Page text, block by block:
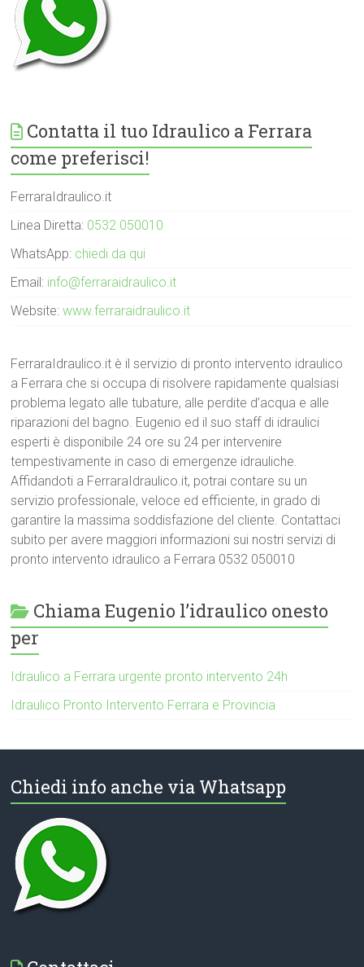
Contatta il tuo Idraulico a Ferrara
come preferisci!
FerraraIdraulico.it
Linea Diretta: 0532 050010
WhatsApp: chiedi da qui
Email: info@ferraraidraulico.it
Website:www.ferraraidraulico.it
FerraraIdraulico.it è il servizio di pronto intervento idraulico
a Ferrara che si occupa di risolvere rapidamente qualsiasi
problema legato alle tubature, alle perdite d’acqua e alle
riparazioni del bagno. Eugenio ed il suo staff di idraulici
esperti è disponibile 24 ore su 24 per intervenire
tempestivamente in caso di emergenze idrauliche.
Affidandoti a FerraraIdraulico.it, potrai contare su un
servizio professionale, veloce ed efficiente, in grado di
garantire la massima soddisfazione del cliente. Contattaci
subito per avere maggiori informazioni sui nostri servizi di
pronto intervento idraulico a Ferrara 0532 050010
Chiama Eugenio l’idraulico onesto
per
Idraulico a Ferrara urgente pronto intervento 24h
Idraulico Pronto Intervento Ferrara e Provincia
Chiedi info anche via Whatsapp